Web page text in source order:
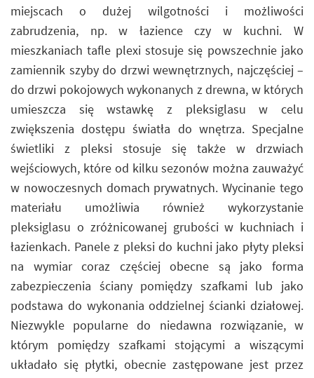
miejscach o dużej wilgotności i możliwości
zabrudzenia, np. w łazience czy w kuchni. W
mieszkaniach tafle plexi stosuje się powszechnie jako
zamiennik szyby do drzwi wewnętrznych, najczęściej –
do drzwi pokojowych wykonanych z drewna, w których
umieszcza się wstawkę z pleksiglasu w celu
zwiększenia dostępu światła do wnętrza. Specjalne
świetliki z pleksi stosuje się także w drzwiach
wejściowych, które od kilku sezonów można zauważyć
w nowoczesnych domach prywatnych. Wycinanie tego
materiału umożliwia również wykorzystanie
pleksiglasu o zróżnicowanej grubości w kuchniach i
łazienkach. Panele z pleksi do kuchni jako płyty pleksi
na wymiar coraz częściej obecne są jako forma
zabezpieczenia ściany pomiędzy szafkami lub jako
podstawa do wykonania oddzielnej ścianki działowej.
Niezwykle popularne do niedawna rozwiązanie, w
którym pomiędzy szafkami stojącymi a wiszącymi
układało się płytki, obecnie zastępowane jest przez